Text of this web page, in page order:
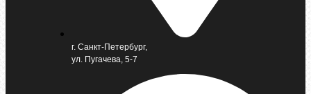
г. Санкт-Петербург,
ул. Пугачева, 5-7